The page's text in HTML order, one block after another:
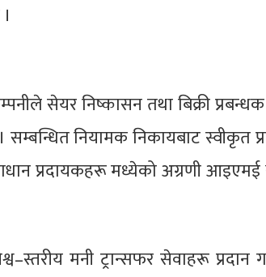
सेयर निष्कासन तथा बिक्री
सम्बन्धित नियामक निकायबाट स्वीकृत
प्रदायकहरू मध्येको अग्रणी
मनी ट्रान्सफर सेवाहरू प्रदान